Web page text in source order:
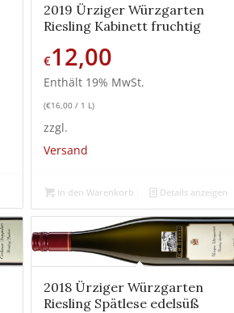
2019 Ürziger Würzgarten
Riesling Kabinett fruchtig
€12,00
Enthält 19% MwSt.
(€16,00/ 1 L)
zzgl.
Versand
In den Warenkorb Details anzeigen
2018 Ürziger Würzgarten
Riesling Spätlese edelsüß